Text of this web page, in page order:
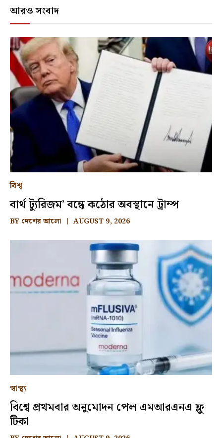
আরও সংবাদ
বিশ্ব
বার্থ ট্যুরিজম’ বন্ধে কঠোর অবস্থানে ট্রাম্প
BY দেশের আলো AUGUST 9, 2026
স্বাস্থ্য
বিশ্বে প্রথমবার অনুমোদন পেল এমআরএনএ ফ্লু
টিকা